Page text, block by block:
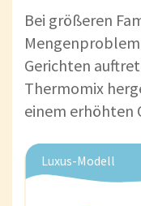
Bei größeren
Gerichten
Thermomix
einem erhöhten
Luxus-Modell